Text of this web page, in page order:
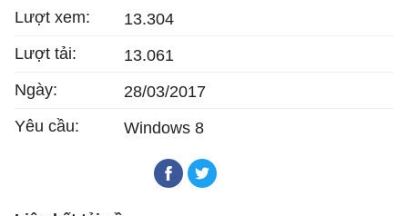
Lượt xem:
13.304
Lượt tải:
13.061
Ngày:
28/03/2017
Yêu cầu:
Windows 8